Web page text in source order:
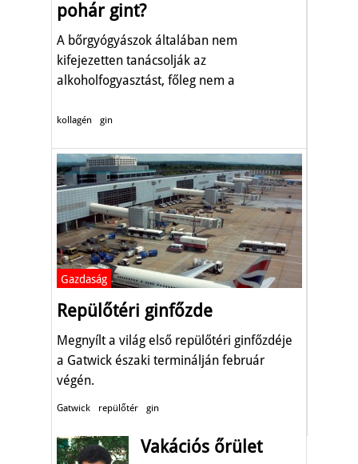
pohár gint?
A bőrgyógyászok általában nem
kifejezetten tanácsolják az
alkoholfogyasztást, főleg nem a
kollagén gin
Gazdaság
Repülőtéri ginfőzde
Megnyílt a világ első repülőtéri ginfőzdéje
a Gatwick északi terminálján február
végén.
Gatwick repülőtér gin
Vakációs őrület